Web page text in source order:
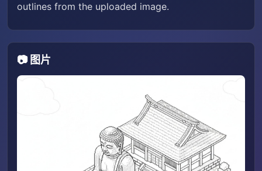
outlines from the uploaded image.
📷 图片